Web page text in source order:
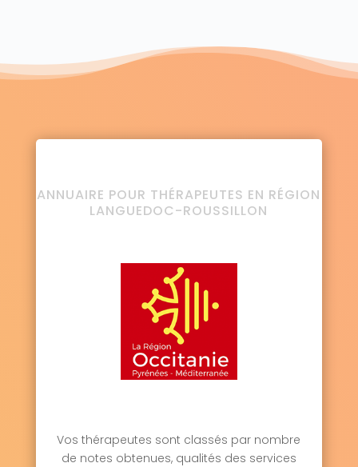
ANNUAIRE POUR THÉRAPEUTES EN RÉGION
LANGUEDOC-ROUSSILLON
Vos thérapeutes sont classés par nombre
de notes obtenues, qualités des services